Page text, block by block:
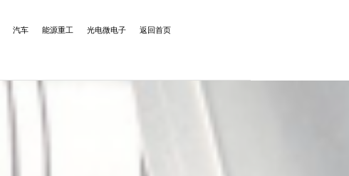
汽车 能源重工 光电微电子 返回首页